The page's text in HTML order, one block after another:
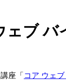
ェブ
座「 コア ウェ